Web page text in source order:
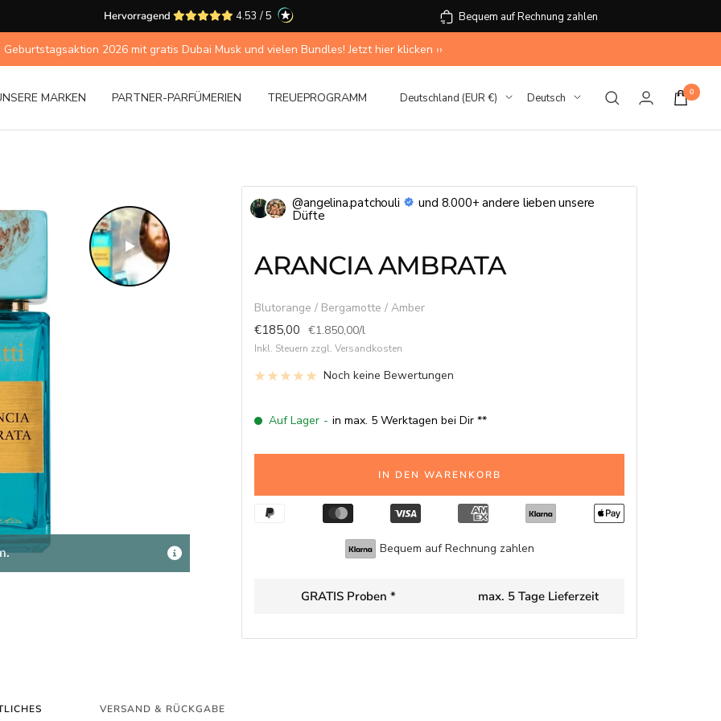
Hervorragend 4.53 / 5 Bequem auf Rechnung zahlen
2026 mit gratis Dubai Musk und vielen Bundles! Jetzt hier klicken ››
MARKEN PARTNER-PARFÜMERIEN TREUEPROGRAMM Land/Region
Deutschland (EUR €) Sprache
Deutsch 0
@angelina.patchouli
und 8.000+ andere lieben unsere
Düfte
ARANCIA AMBRATA
Blutorange / Bergamotte / Amber
Angebotspreis
€185,00 €1.850,00/l
Inkl. Steuern zzgl. Versandkosten
Noch keine Bewertungen
Auf Lager - in max. 5 Werktagen bei Dir **
IN DEN WARENKORB
Bequem auf Rechnung zahlen
GRATIS Proben * max. 5 Tage Lieferzeit
VERSAND & RÜCKGABE